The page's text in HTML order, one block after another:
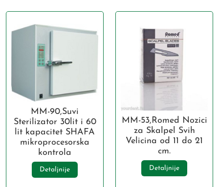
MM-90,Suvi
Sterilizator 30lit i 60
lit kapacitet SHAFA
mikroprocesorska
kontrola
Detaljnije
MM-53,Romed Nozici
za Skalpel Svih
Velicina od 11 do 21
cm.
Detaljnije